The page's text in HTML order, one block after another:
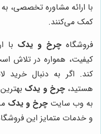
با ارائه مشاوره تخصصی،
کمک می‌کنند.
فروشگاه چرخ و یدک با
کیفیت، همواره در تلاش
کند. اگر به دنبال
هستید،چرخ و یدک
به وب سایتچرخ و یدک
و خدمات متمایز این